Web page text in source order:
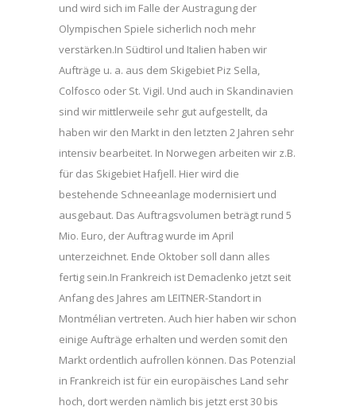
und wird sich im Falle der Austragung der
Olympischen Spiele sicherlich noch mehr
verstärken.In Südtirol und Italien haben wir
Aufträge u. a. aus dem Skigebiet Piz Sella,
Colfosco oder St. Vigil. Und auch in Skandinavien
sind wir mittlerweile sehr gut aufgestellt, da
haben wir den Markt in den letzten 2 Jahren sehr
intensiv bearbeitet. In Norwegen arbeiten wir z.B.
für das Skigebiet Hafjell. Hier wird die
bestehende Schneeanlage modernisiert und
ausgebaut. Das Auftragsvolumen beträgt rund 5
Mio. Euro, der Auftrag wurde im April
unterzeichnet. Ende Oktober soll dann alles
fertig sein.In Frankreich ist Demaclenko jetzt seit
Anfang des Jahres am LEITNER-Standort in
Montmélian vertreten. Auch hier haben wir schon
einige Aufträge erhalten und werden somit den
Markt ordentlich aufrollen können. Das Potenzial
in Frankreich ist für ein europäisches Land sehr
hoch, dort werden nämlich bis jetzt erst 30 bis